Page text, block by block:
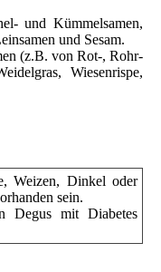
und Kümmelsamen,
und Sesam.
(z.B. von Rot-, Rohr-
Wiesenrispe,
Weizen, Dinkel oder
sein.
Degus mit Diabetes